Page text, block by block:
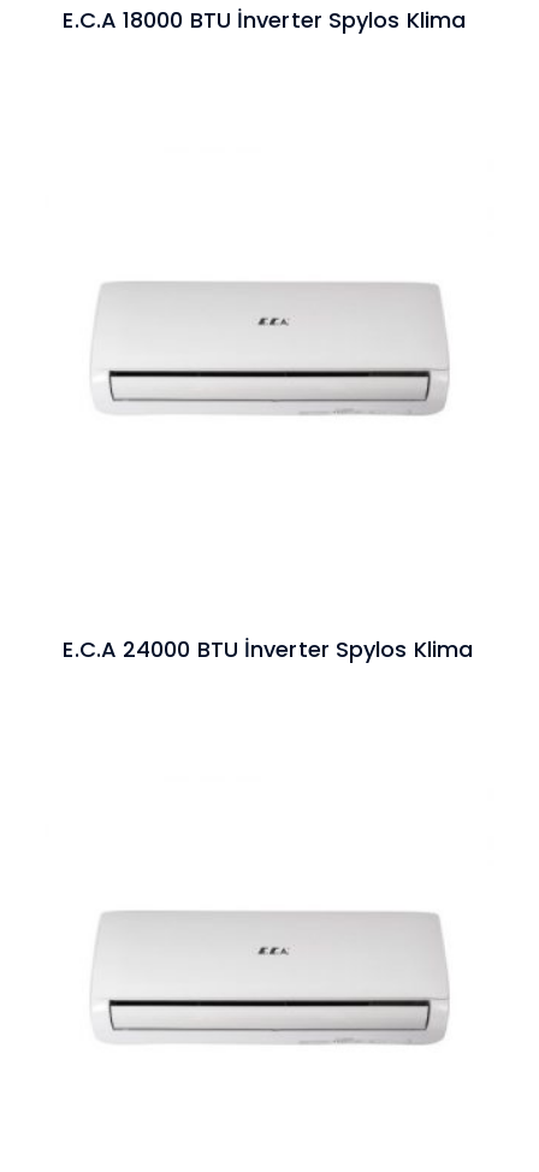
E.C.A 18000 BTU İnverter Spylos Klima
E.C.A 24000 BTU İnverter Spylos Klima